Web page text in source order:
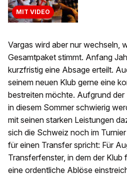
MIT VIDEO
Vargas wird aber nur wechseln,
Gesamtpaket stimmt. Anfang
kurzfristig eine Absage erteilt.
seinem neuen Klub gerne eine
bestreiten möchte. Aufgrund
in diesem Sommer schwierig
mit seinen starken Leistungen
sich die Schweiz noch im
für einen Transfer spricht: Für
Transferfenster, in dem der
eine ordentliche Ablöse